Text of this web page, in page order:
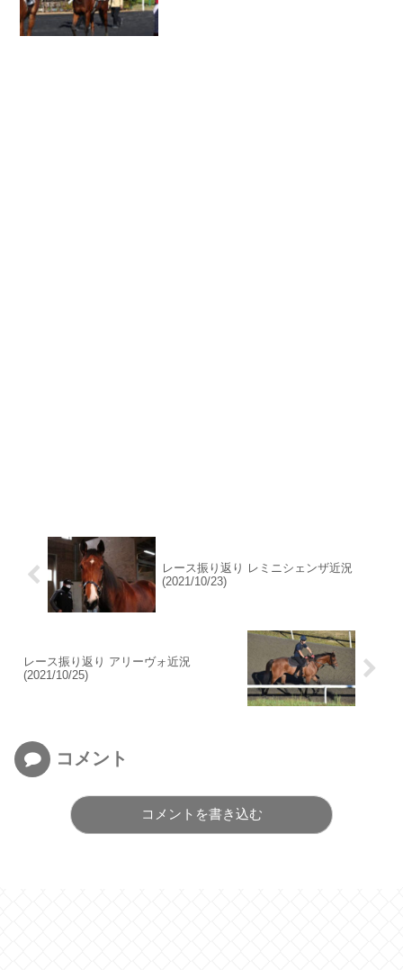
レース振り返り レミニシェンザ近況
(2021/10/23)
レース振り返り アリーヴォ近況
(2021/10/25)
コメント
コメントを書き込む